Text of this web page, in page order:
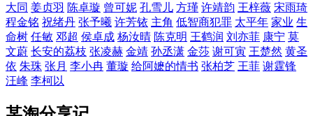
大同 姜贞羽 陈卓璇 曾可妮 孔雪儿 方瑾 许靖韵 王梓薇 宋雨琦
程金铭 祝绪丹 张予曦 许芳铱 主角 低智商犯罪 太平年 家业 生
命树 任敏 邓超 侯卓成 杨汝晴 陈克明 王鹤润 刘亦菲 康宁 莫
文蔚 长安的荔枝 张凌赫 金靖 孙丞潇 金莎 谢可寅 王楚然 黄圣
依 朱珠 张月 李小冉 董璇 给阿嬷的情书 张柏芝 王菲 谢霆锋
汪峰 李柯以